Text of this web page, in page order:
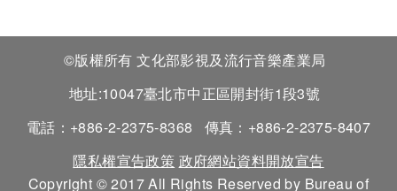
©版權所有 文化部影視及流行音樂產業局
地址:10047臺北市中正區開封街1段3號
電話：+886-2-2375-8368
傳真：+886-2-2375-8407
隱私權宣告政策 政府網站資料開放宣告
Copyright © 2017 All Rights Reserved by Bureau of